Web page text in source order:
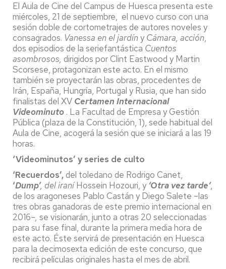
El Aula de Cine del Campus de Huesca presenta este
miércoles, 21 de septiembre, el nuevo curso con una
sesión doble de cortometrajes de autores noveles y
consagrados. Vanessa en el jardíny Cámara, acción,
dos episodios de la seriefantástica Cuentos
asombrosos, dirigidos por Clint Eastwood y Martin
Scorsese, protagonizan este acto. En el mismo
también se proyectarán las obras, procedentes de
Irán, España, Hungría, Portugal y Rusia, que han sido
finalistas del XV Certamen Internacional
Videominuto . La Facultad de Empresa y Gestión
Pública (plaza de la Constitución, 1), sede habitual del
Aula de Cine, acogerá la sesión que se iniciará a las 19
horas.
‘Videominutos’ y series de culto
‘Recuerdos’,del toledano de Rodrigo Canet,
‘Dump’, del iraníHossein Hozouri, y ‘Otra vez tarde’,
de los aragoneses Pablo Castán y Diego Salete –las
tres obras ganadoras de este premio internacional en
2016–, se visionarán, junto a otras 20 seleccionadas
para su fase final, durante la primera media hora de
este acto. Éste servirá de presentación en Huesca
para la decimosexta edición de este concurso, que
recibirá películas originales hasta el mes de abril.